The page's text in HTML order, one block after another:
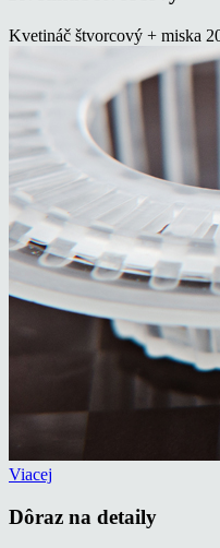
Kvetináč štvorcový + miska
Viacej
Dôraz na detaily